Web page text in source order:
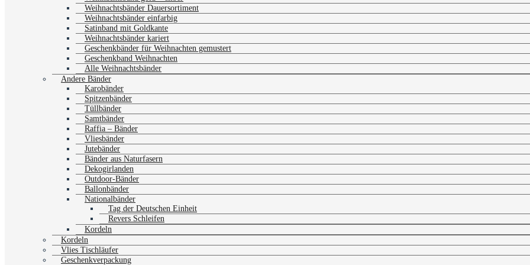
Weihnachtsbänder Dauersortiment
Weihnachtsbänder einfarbig
Satinband mit Goldkante
Weihnachtsbänder kariert
Geschenkbänder für Weihnachten gemustert
Geschenkband Weihnachten
Alle Weihnachtsbänder
Andere Bänder
Karobänder
Spitzenbänder
Tüllbänder
Samtbänder
Raffia – Bänder
Vliesbänder
Jutebänder
Bänder aus Naturfasern
Dekogirlanden
Outdoor-Bänder
Ballonbänder
Nationalbänder
Tag der Deutschen Einheit
Revers Schleifen
Kordeln
Kordeln
Vlies Tischläufer
Geschenkverpackung